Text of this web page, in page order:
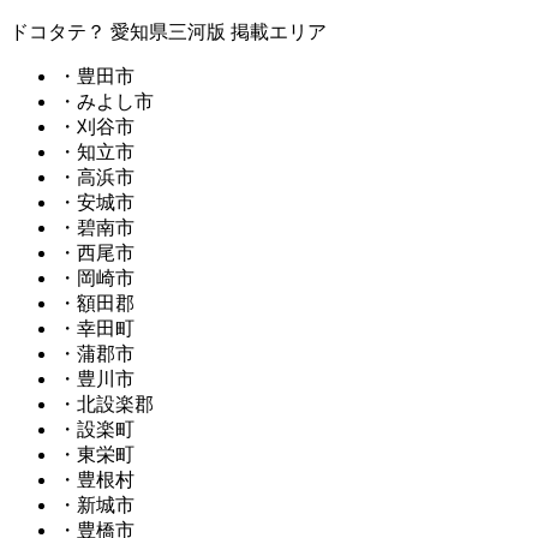
ドコタテ？ 愛知県三河版 掲載エリア
・豊田市
・みよし市
・刈谷市
・知立市
・高浜市
・安城市
・碧南市
・西尾市
・岡崎市
・額田郡
・幸田町
・蒲郡市
・豊川市
・北設楽郡
・設楽町
・東栄町
・豊根村
・新城市
・豊橋市